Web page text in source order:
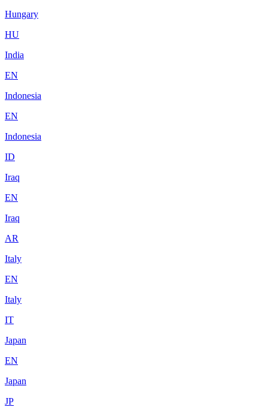
Hungary
HU
India
EN
Indonesia
EN
Indonesia
ID
Iraq
EN
Iraq
AR
Italy
EN
Italy
IT
Japan
EN
Japan
JP